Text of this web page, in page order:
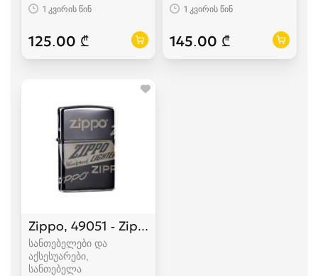
1 კვირის წინ
125.00 ₾
1 კვირის წინ
145.00 ₾
Zippo, 49051 - Zippo Logo Design
სანთებელები და
აქსესუარები,
სანთებელა